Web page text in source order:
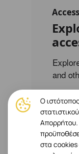
and
Ο
Απορρήτου.
στα